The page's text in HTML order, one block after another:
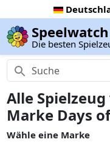
Speelwatch
Die besten
Alle
Marke Days
Wähle eine Marke